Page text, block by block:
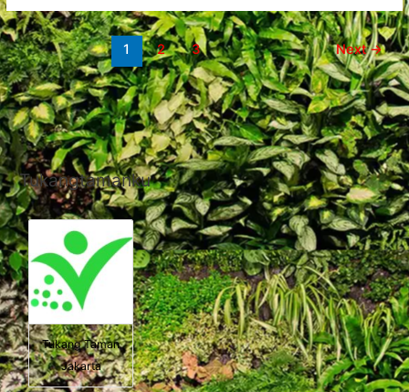
1 2 3 Next→
Tukangtamanku
Tukang Taman
Jakarta